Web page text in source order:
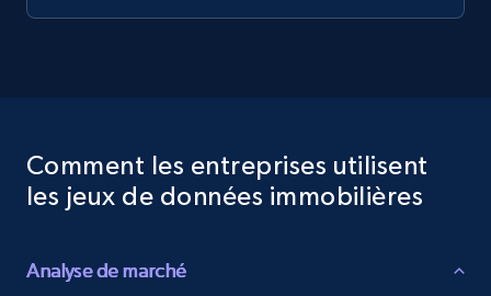
Comment les entreprises utilisent
les jeux de données immobilières
Analyse de marché